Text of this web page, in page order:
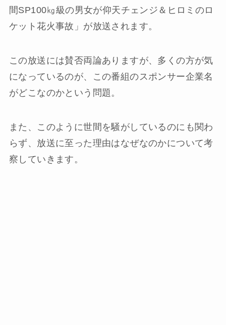
間SP100㎏級の男女が仰天チェンジ＆ヒロミのロ
ケット花火事故」が放送されます。
この放送には賛否両論ありますが、多くの方が気
になっているのが、この番組のスポンサー企業名
がどこなのかという問題。
また、このように世間を騒がしているのにも関わ
らず、放送に至った理由はなぜなのかについて考
察していきます。